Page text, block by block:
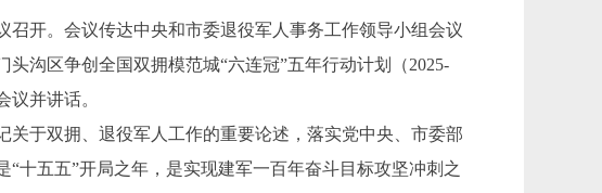
开。会议传达中央和市委退役军人事务工作领导小组会议
沟区争创全国双拥模范城“六连冠”五年行动计划（2025-
并讲话。
于双拥、退役军人工作的重要论述，落实党中央、市委部
十五五”开局之年，是实现建军一百年奋斗目标攻坚冲刺之